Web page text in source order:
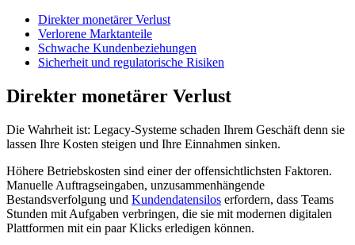
Direkter monetärer Verlust
Verlorene Marktanteile
Schwache Kundenbeziehungen
Sicherheit und regulatorische Risiken
Direkter monetärer Verlust
Die Wahrheit ist: Legacy-Systeme schaden Ihrem Geschäft denn sie
lassen Ihre Kosten steigen und Ihre Einnahmen sinken.
Höhere Betriebskosten sind einer der offensichtlichsten Faktoren.
Manuelle Auftragseingaben, unzusammenhängende
Bestandsverfolgung und Kundendatensilos erfordern, dass Teams
Stunden mit Aufgaben verbringen, die sie mit modernen digitalen
Plattformen mit ein paar Klicks erledigen können.